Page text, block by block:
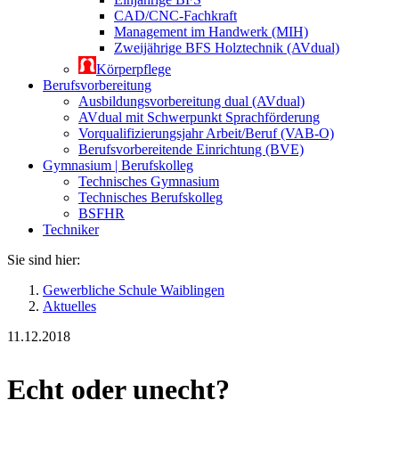
CAD/CNC-Fachkraft
Management im Handwerk (MIH)
Zweijährige BFS Holztechnik (AVdual)
Körperpflege
Berufsvorbereitung
Ausbildungsvorbereitung dual (AVdual)
AVdual mit Schwerpunkt Sprachförderung
Vorqualifizierungsjahr Arbeit/Beruf (VAB-O)
Berufsvorbereitende Einrichtung (BVE)
Gymnasium | Berufskolleg
Technisches Gymnasium
Technisches Berufskolleg
BSFHR
Techniker
Sie sind hier:
Gewerbliche Schule Waiblingen
Aktuelles
11.12.2018
Echt oder unecht?